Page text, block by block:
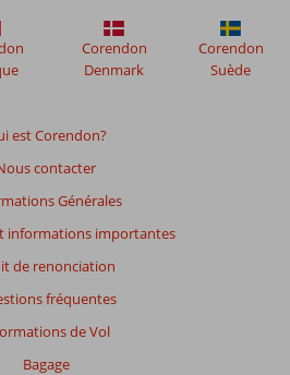
est Corendon?
contacter
Générales
informations importantes
de renonciation
fréquentes
de Vol
Bagage
Corendon
Denmark
Corendon
Suède